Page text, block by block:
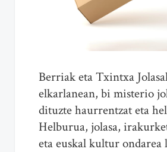
Berriak eta Txintxa
elkarlanean, bi misterio
dituzte haurrentzat eta
Helburua, jolasa,
eta euskal kultur ondarea